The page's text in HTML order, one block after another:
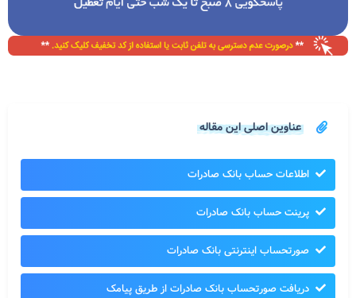
عناوین اصلی این مقاله
اطلاعات حساب بانک صادرات
پرینت حساب بانک صادرات
صورتحساب اینترنتی بانک صادرات
دریافت صورتحساب بانک صادرات از طریق پیامک